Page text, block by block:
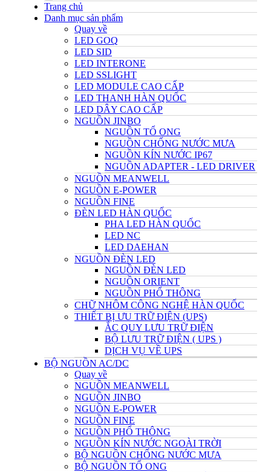
Trang chủ
Danh mục sản phẩm
Quay về
LED GOQ
LED SID
LED INTERONE
LED SSLIGHT
LED MODULE CAO CẤP
LED THANH HÀN QUỐC
LED DÂY CAO CẤP
NGUỒN JINBO
NGUỒN TỔ ONG
NGUỒN CHỐNG NƯỚC MƯA
NGUỒN KÍN NƯỚC IP67
NGUỒN ADAPTER - LED DRIVER
NGUỒN MEANWELL
NGUỒN E-POWER
NGUỒN FINE
ĐÈN LED HÀN QUỐC
PHA LED HÀN QUỐC
LED NC
LED DAEHAN
NGUỒN ĐÈN LED
NGUỒN ĐÈN LED
NGUỒN ORIENT
NGUỒN PHỔ THÔNG
CHỮ NHÔM CÔNG NGHỆ HÀN QUỐC
THIẾT BỊ ƯU TRỮ ĐIỆN (UPS)
ẮC QUY LƯU TRỮ ĐIỆN
BỘ LƯU TRỮ ĐIỆN ( UPS )
DỊCH VỤ VỀ UPS
BỘ NGUỒN AC/DC
Quay về
NGUỒN MEANWELL
NGUỒN JINBO
NGUỒN E-POWER
NGUỒN FINE
NGUỒN PHỔ THÔNG
NGUỒN KÍN NƯỚC NGOÀI TRỜI
BỘ NGUỒN CHỐNG NƯỚC MƯA
BỘ NGUỒN TỔ ONG